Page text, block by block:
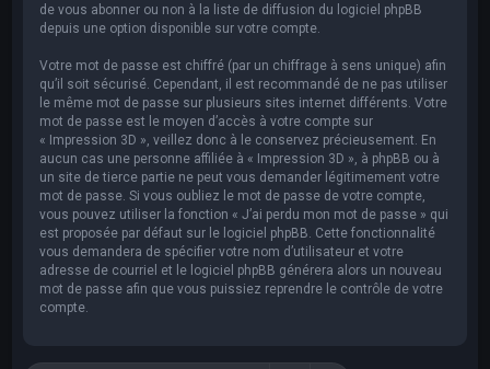
de vous abonner ou non à la liste de diffusion du logiciel phpBB
depuis une option disponible sur votre compte.
Votre mot de passe est chiffré (par un chiffrage à sens unique) afin
qu’il soit sécurisé. Cependant, il est recommandé de ne pas utiliser
le même mot de passe sur plusieurs sites internet différents. Votre
mot de passe est le moyen d’accès à votre compte sur
« Impression 3D », veillez donc à le conservez précieusement. En
aucun cas une personne affiliée à « Impression 3D », à phpBB ou à
un site de tierce partie ne peut vous demander légitimement votre
mot de passe. Si vous oubliez le mot de passe de votre compte,
vous pouvez utiliser la fonction « J’ai perdu mon mot de passe » qui
est proposée par défaut sur le logiciel phpBB. Cette fonctionnalité
vous demandera de spécifier votre nom d’utilisateur et votre
adresse de courriel et le logiciel phpBB générera alors un nouveau
mot de passe afin que vous puissiez reprendre le contrôle de votre
compte.